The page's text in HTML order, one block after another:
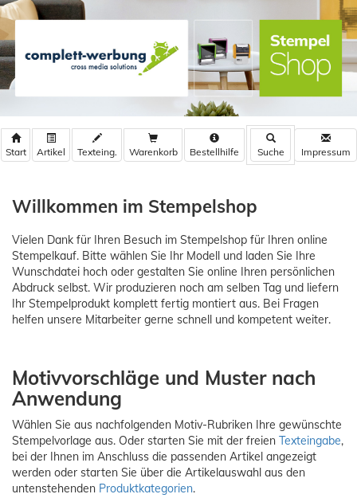
Warenkorb Bestellhilfe
Willkommen im Stempelshop
Vielen Dank für Ihren Besuch im Stempelshop für Ihren online
Stempelkauf. Bitte wählen Sie Ihr Modell und laden Sie Ihre
Wunschdatei hoch oder gestalten Sie online Ihren persönlichen
Abdruck selbst. Wir produzieren noch am selben Tag und liefern
Ihr Stempelprodukt komplett fertig montiert aus. Bei Fragen
helfen unsere Mitarbeiter gerne schnell und kompetent weiter.
Motivvorschläge und Muster nach
Anwendung
Wählen Sie aus nachfolgenden Motiv-Rubriken Ihre gewünschte
Stempelvorlage aus. Oder starten Sie mit der freien Texteingabe,
bei der Ihnen im Anschluss die passenden Artikel angezeigt
werden oder starten Sie über die Artikelauswahl aus den
untenstehenden Produktkategorien.